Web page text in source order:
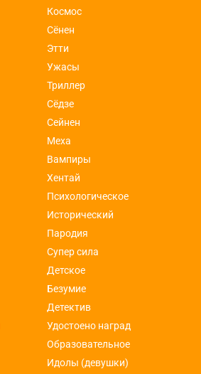
Космос
Сёнен
Этти
Ужасы
Триллер
Сёдзе
Сейнен
Меха
Вампиры
Хентай
Психологическое
Исторический
Пародия
Супер сила
Детское
Безумие
Детектив
Удостоено наград
Образовательное
Идолы (девушки)